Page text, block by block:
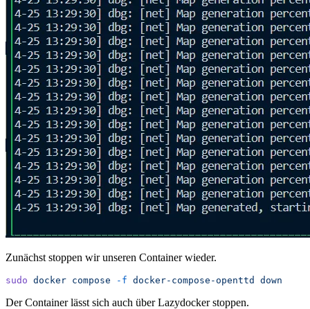
Zunächst stoppen wir unseren Container wieder.
sudo docker compose -f docker-compose-openttd down
Der Container lässt sich auch über Lazydocker stoppen.